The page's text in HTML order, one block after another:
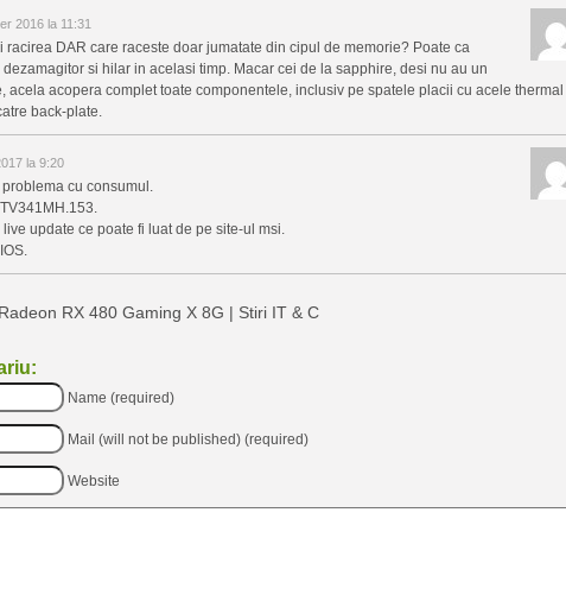
2016 la 11:31
racirea DAR care raceste doar jumatate din cipul de memorie? Poate ca
si hilar in acelasi timp. Macar cei de la sapphire, desi nu au un
acela acopera complet toate componentele, inclusiv pe spatele placii cu acele thermal
back-plate.
la 9:20
cu consumul.
update ce poate fi luat de pe site-ul msi.
RX 480 Gaming X 8G | Stiri IT & C
Name (required)
Mail (will not be published) (required)
Website